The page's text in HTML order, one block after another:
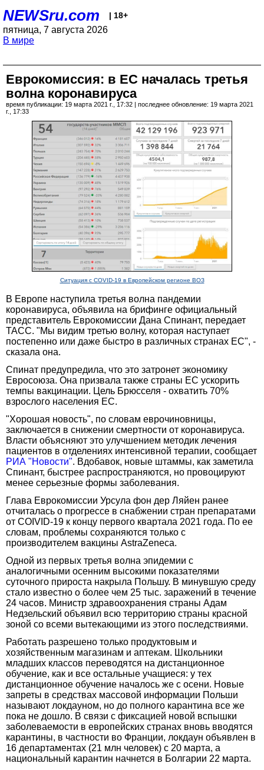
NEWSru.com | 18+
пятница, 7 августа 2026
В мире
Еврокомиссия: в ЕС началась третья
волна коронавируса
время публикации: 19 марта 2021 г., 17:32 | последнее обновление: 19 марта 2021
г., 17:33
Ситуация с COVID-19 в Европейском регионе ВОЗ
В Европе наступила третья волна пандемии
коронавируса, объявила на брифинге официальный
представитель Еврокомиссии Дана Спинант, передает
ТАСС. "Мы видим третью волну, которая наступает
постепенно или даже быстро в различных странах ЕС", -
сказала она.
Спинат предупредила, что это затронет экономику
Евросоюза. Она призвала также страны ЕС ускорить
темпы вакцинации. Цель Брюсселя - охватить 70%
взрослого населения ЕС.
"Хорошая новость", по словам еврочиновницы,
заключается в снижении смертности от коронавируса.
Власти объясняют это улучшением методик лечения
пациентов в отделениях интенсивной терапии, сообщает
РИА "Новости". Вдобавок, новые штаммы, как заметила
Спинант, быстрее распространяются, но провоцируют
менее серьезные формы заболевания.
Глава Еврокомиссии Урсула фон дер Ляйен ранее
отчиталась о прогрессе в снабжении стран препаратами
от COIVID-19 к концу первого квартала 2021 года. По ее
словам, проблемы сохраняются только с
производителем вакцины AstraZeneca.
Одной из первых третья волна эпидемии с
аналогичными осенним высокими показателями
суточного прироста накрыла Польшу. В минувшую среду
стало известно о более чем 25 тыс. заражений в течение
24 часов. Министр здравоохранения страны Адам
Недзельский объявил всю территорию страны красной
зоной со всеми вытекающими из этого последствиями.
Работать разрешено только продуктовым и
хозяйственным магазинам и аптекам. Школьники
младших классов переводятся на дистанционное
обучение, как и все остальные учащиеся: у тех
дистанционное обучение началось же с осени. Новые
запреты в средствах массовой информации Польши
называют локдауном, но до полного карантина все же
пока не дошло. В связи с фиксацией новой вспышки
заболеваемости в европейских странах вновь вводятся
карантины, в частности во Франции, локдаун объявлен в
16 департаментах (21 млн человек) с 20 марта, а
национальный карантин начнется в Болгарии 22 марта.